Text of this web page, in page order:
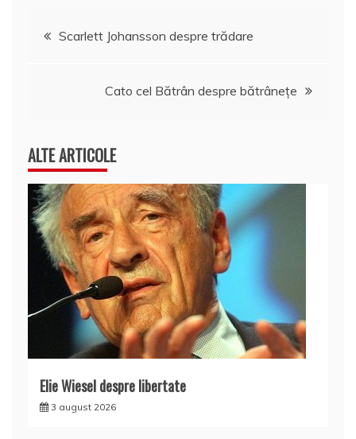
Navigare
Scarlett Johansson despre trădare
Cato cel Bătrân despre bătrânețe
ALTE ARTICOLE
Elie Wiesel despre libertate
3 august 2026